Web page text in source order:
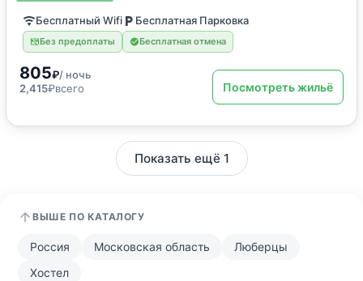
Бесплатный Wifi Бесплатная Парковка
Без предоплаты Бесплатная отмена
805₽/ ночь
2,415₽всего Посмотреть жильё
Показать ещё 1
ВЫШЕ ПО КАТАЛОГУ
Россия Московская область
Люберцы
Хостел